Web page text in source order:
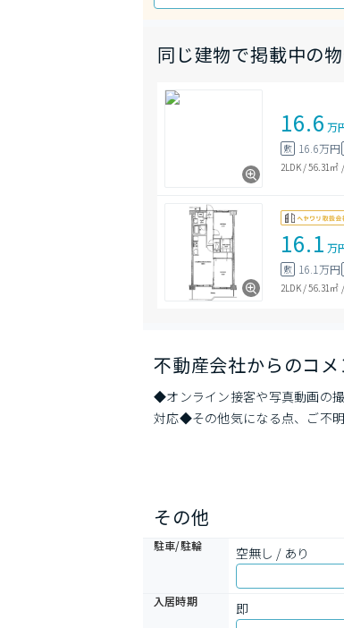
同じ建物で掲載中の
16.6 万
敷 16.6万円
2LDK/56.31㎡ /
16.1 万
敷 16.1万円
2LDK/56.31㎡ /
不動産会社からのコメ
◆オンライン接客や写真動画の
対応◆その他気になる点、ご不
その他
駐車/駐輪 空無し / あり
入居時期
即